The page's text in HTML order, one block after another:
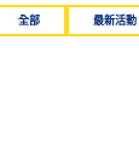
全部 最新活動